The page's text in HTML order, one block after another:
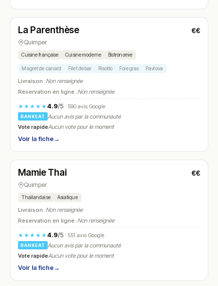
N° 5
La Parenthèse €€
Quimper
Cuisine française Cuisine moderne Bistronomie
Magret de canard Filet de bar Risotto Foie gras Pavlova
Livraison :Non renseignée
Réservation en ligne :Non renseignée
★★★★★4.9/5· 590 avis Google
RANKEAT
Aucun avis par la communauté
Vote rapideAucun vote pour le moment
Voir la fiche→
N° 6
Mamie Thai €€
Quimper
Thaïlandaise Asiatique
Livraison :Non renseignée
Réservation en ligne :Non renseignée
★★★★★4.9/5· 551 avis Google
RANKEAT
Aucun avis par la communauté
Vote rapideAucun vote pour le moment
Voir la fiche→